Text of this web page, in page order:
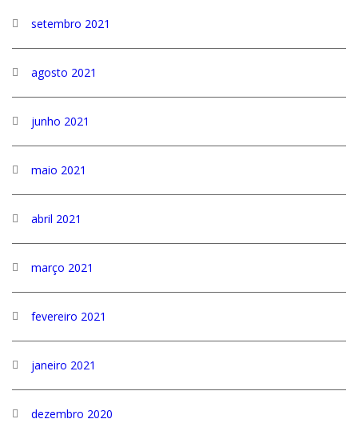
setembro 2021
agosto 2021
junho 2021
maio 2021
abril 2021
março 2021
fevereiro 2021
janeiro 2021
dezembro 2020